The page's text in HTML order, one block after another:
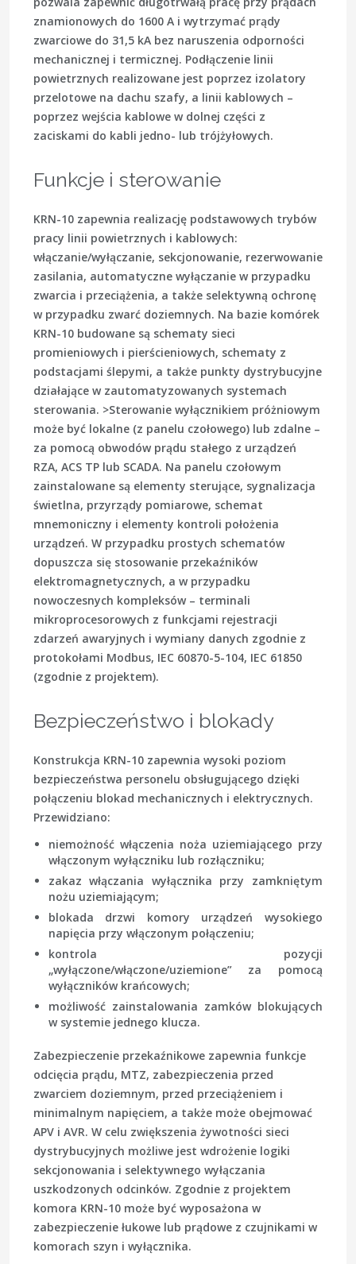
znamionowych do 1600 A i wytrzymać prądy
zwarciowe do 31,5 kA bez naruszenia odporności
mechanicznej i termicznej. Podłączenie linii
powietrznych realizowane jest poprzez izolatory
przelotowe na dachu szafy, a linii kablowych –
poprzez wejścia kablowe w dolnej części z
zaciskami do kabli jedno- lub trójżyłowych.
Funkcje i sterowanie
KRN-10 zapewnia realizację podstawowych trybów
pracy linii powietrznych i kablowych:
włączanie/wyłączanie, sekcjonowanie, rezerwowanie
zasilania, automatyczne wyłączanie w przypadku
zwarcia i przeciążenia, a także selektywną ochronę
w przypadku zwarć doziemnych. Na bazie komórek
KRN-10 budowane są schematy sieci
promieniowych i pierścieniowych, schematy z
podstacjami ślepymi, a także punkty dystrybucyjne
działające w zautomatyzowanych systemach
sterowania. >Sterowanie wyłącznikiem próżniowym
może być lokalne (z panelu czołowego) lub zdalne –
za pomocą obwodów prądu stałego z urządzeń
RZA, ACS TP lub SCADA. Na panelu czołowym
zainstalowane są elementy sterujące, sygnalizacja
świetlna, przyrządy pomiarowe, schemat
mnemoniczny i elementy kontroli położenia
urządzeń. W przypadku prostych schematów
dopuszcza się stosowanie przekaźników
elektromagnetycznych, a w przypadku
nowoczesnych kompleksów – terminali
mikroprocesorowych z funkcjami rejestracji
zdarzeń awaryjnych i wymiany danych zgodnie z
protokołami Modbus, IEC 60870-5-104, IEC 61850
(zgodnie z projektem).
Bezpieczeństwo i blokady
Konstrukcja KRN-10 zapewnia wysoki poziom
bezpieczeństwa personelu obsługującego dzięki
połączeniu blokad mechanicznych i elektrycznych.
Przewidziano:
niemożność włączenia noża uziemiającego przy
włączonym wyłączniku lub rozłączniku;
zakaz włączania wyłącznika przy zamkniętym
nożu uziemiającym;
blokada drzwi komory urządzeń wysokiego
napięcia przy włączonym połączeniu;
kontrola pozycji
„wyłączone/włączone/uziemione” za pomocą
wyłączników krańcowych;
możliwość zainstalowania zamków blokujących
w systemie jednego klucza.
Zabezpieczenie przekaźnikowe zapewnia funkcje
odcięcia prądu, MTZ, zabezpieczenia przed
zwarciem doziemnym, przed przeciążeniem i
minimalnym napięciem, a także może obejmować
APV i AVR. W celu zwiększenia żywotności sieci
dystrybucyjnych możliwe jest wdrożenie logiki
sekcjonowania i selektywnego wyłączania
uszkodzonych odcinków. Zgodnie z projektem
komora KRN-10 może być wyposażona w
zabezpieczenie łukowe lub prądowe z czujnikami w
komorach szyn i wyłącznika.